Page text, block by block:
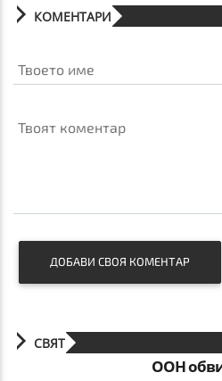
КОМЕНТАРИ
Твоето име
Твоят коментар
ДОБАВИ СВОЯ КОМЕНТАР
СВЯТ
ООН